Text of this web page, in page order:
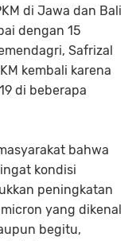
di Jawa dan Bali
dengan 15
Safrizal
kembali karena
di beberapa
bahwa
kondisi
peningkatan
yang dikenal
begitu,